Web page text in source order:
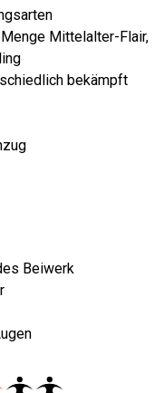
Mittelalter-Flair,
bekämpft
Beiwerk